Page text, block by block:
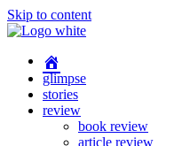
Skip to content
glimpse
stories
review
book review
article review